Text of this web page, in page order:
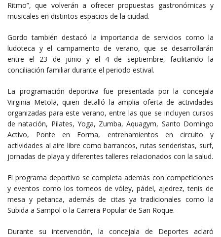
Ritmo”, que volverán a ofrecer propuestas gastronómicas y
musicales en distintos espacios de la ciudad.
Gordo también destacó la importancia de servicios como la
ludoteca y el campamento de verano, que se desarrollarán
entre el 23 de junio y el 4 de septiembre, facilitando la
conciliación familiar durante el periodo estival.
La programación deportiva fue presentada por la concejala
Virginia Metola, quien detalló la amplia oferta de actividades
organizadas para este verano, entre las que se incluyen cursos
de natación, Pilates, Yoga, Zumba, Aquagym, Santo Domingo
Activo, Ponte en Forma, entrenamientos en circuito y
actividades al aire libre como barrancos, rutas senderistas, surf,
jornadas de playa y diferentes talleres relacionados con la salud.
El programa deportivo se completa además con competiciones
y eventos como los torneos de vóley, pádel, ajedrez, tenis de
mesa y petanca, además de citas ya tradicionales como la
Subida a Sampol o la Carrera Popular de San Roque.
Durante su intervención, la concejala de Deportes aclaró